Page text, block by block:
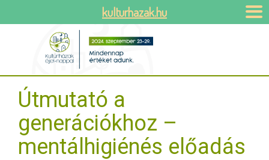
Útmutató a
generációkhoz –
mentálhigiénés előadás
kulturhazak.hu